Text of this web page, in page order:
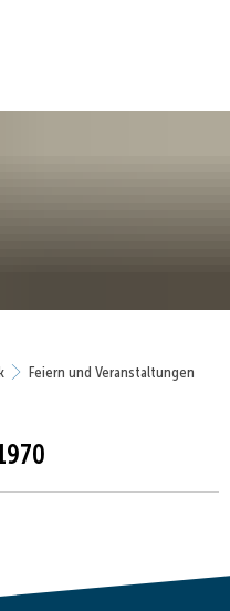
Feiern und Veranstaltungen